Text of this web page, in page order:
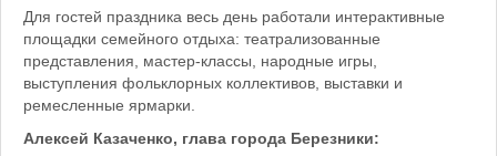
Для гостей праздника весь день работали интерактивные
площадки семейного отдыха: театрализованные
представления, мастер-классы, народные игры,
выступления фольклорных коллективов, выставки и
ремесленные ярмарки.
Алексей Казаченко, глава города Березники: